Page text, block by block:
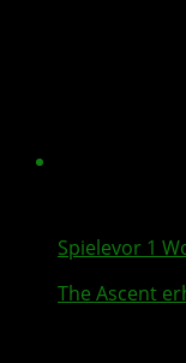
Spielevor 1
The Ascent